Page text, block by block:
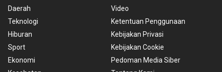
Daerah
Teknologi
Hiburan
Sport
Ekonomi
Video
Ketentuan Penggunaan
Kebijakan Privasi
Kebijakan Cookie
Pedoman Media Siber